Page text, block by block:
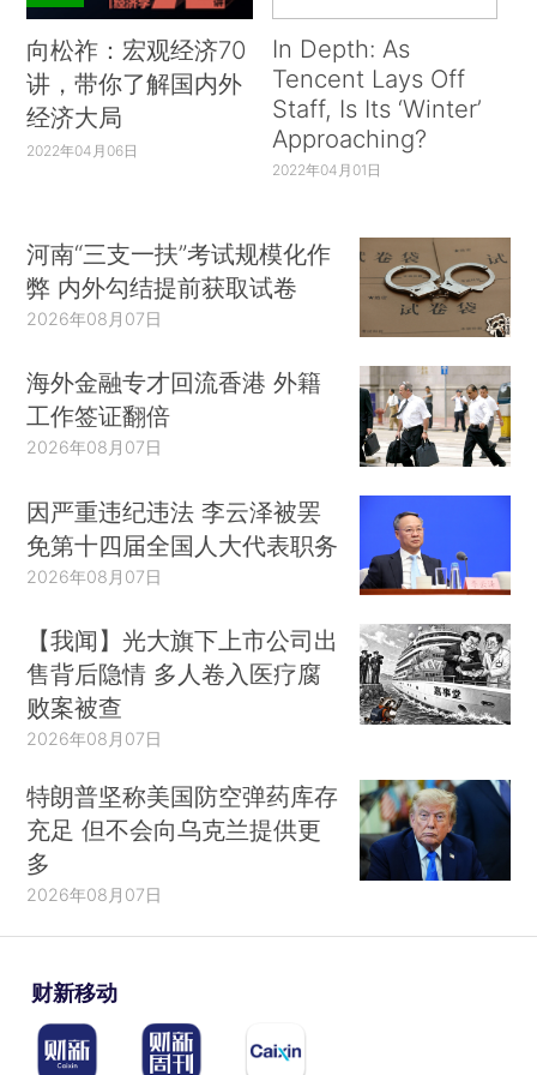
向松祚：宏观经济70
讲，带你了解国内外
经济大局
2022年04月06日
In Depth: As
Tencent Lays Off
Staff, Is Its ‘Winter’
Approaching?
2022年04月01日
河南“三支一扶”考试规模化作
弊 内外勾结提前获取试卷
2026年08月07日
海外金融专才回流香港 外籍
工作签证翻倍
2026年08月07日
因严重违纪违法 李云泽被罢
免第十四届全国人大代表职务
2026年08月07日
【我闻】光大旗下上市公司出
售背后隐情 多人卷入医疗腐
败案被查
2026年08月07日
特朗普坚称美国防空弹药库存
充足 但不会向乌克兰提供更
多
2026年08月07日
财新移动